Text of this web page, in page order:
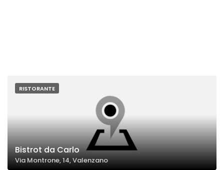
RISTORANTE
Bistrot da Carlo
Via Montrone, 14, Valenzano